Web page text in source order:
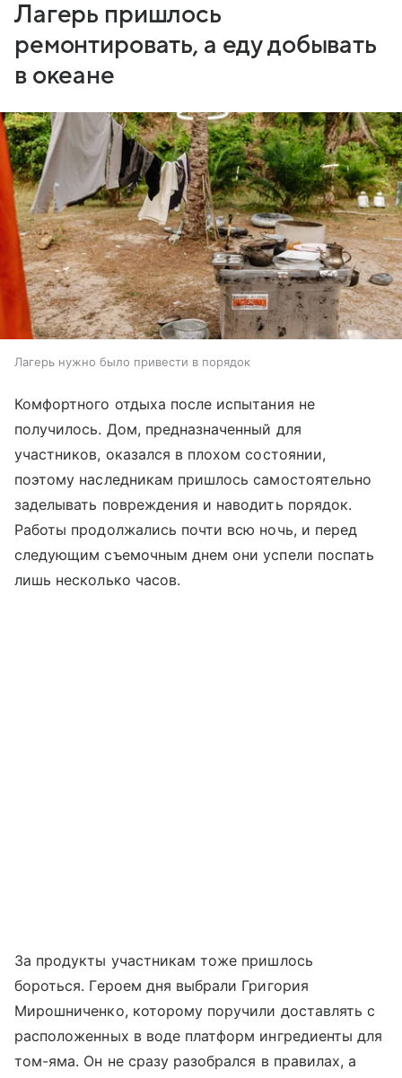
Лагерь пришлось
ремонтировать, а еду добывать
в океане
Лагерь нужно было привести в порядок
Комфортного отдыха после испытания не
получилось. Дом, предназначенный для
участников, оказался в плохом состоянии,
поэтому наследникам пришлось самостоятельно
заделывать повреждения и наводить порядок.
Работы продолжались почти всю ночь, и перед
следующим съемочным днем они успели поспать
лишь несколько часов.
За продукты участникам тоже пришлось
бороться. Героем дня выбрали Григория
Мирошниченко, которому поручили доставлять с
расположенных в воде платформ ингредиенты для
том-яма. Он не сразу разобрался в правилах, а